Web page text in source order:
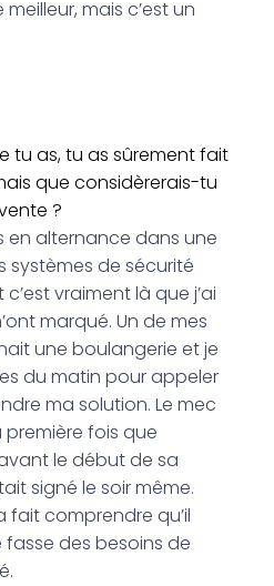
mais c’est un
tu as, tu as sûrement fait
que considèrerais-tu
?
en alternance dans une
de sécurité
vraiment là que j’ai
marqué. Un de mes
une boulangerie et je
du matin pour appeler
ma solution. Le mec
première fois que
le début de sa
signé le soir même.
fait comprendre qu’il
des besoins de